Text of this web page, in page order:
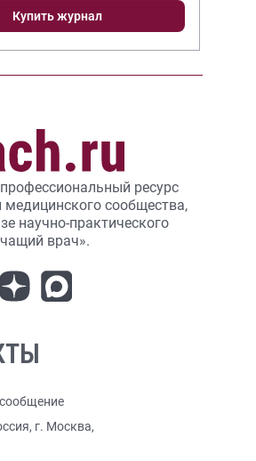
Купить журнал
ресурс
медицинского сообщества,
научно-практического
врач».
г. Москва,